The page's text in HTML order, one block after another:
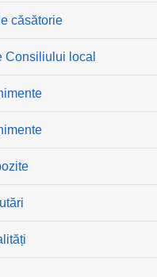
căsătorie
Consiliului local